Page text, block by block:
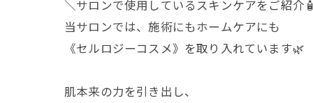
＼サロンで使用しているスキンケアをご紹介
当サロンでは、施術にもホームケアにも
《セルロジーコスメ》を取り入れています🌿
肌本来の力を引き出し、